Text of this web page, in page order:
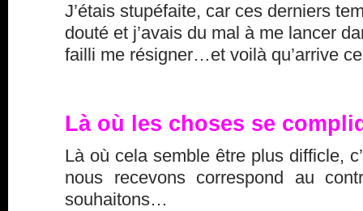
J’étais stupéfaite, car ces derniers
douté et j’avais du mal à me lancer
failli me résigner…et voilà qu’arrive
Là où les choses se
Là où cela semble être plus difficle,
nous recevons correspond au
souhaitons…